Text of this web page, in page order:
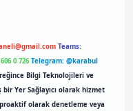
Teams:
0 726 Telegram: @karabul
Bilgi Teknolojileri ve
Yer Sağlayıcı olarak hizmet
olarak denetleme veya